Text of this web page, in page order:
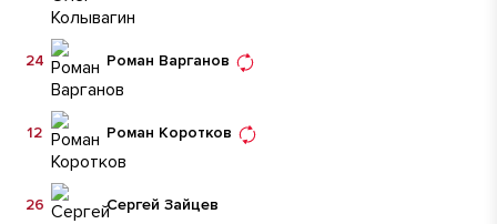
Роман Варганов
24
Роман Коротков
12
Сергей Зайцев
26